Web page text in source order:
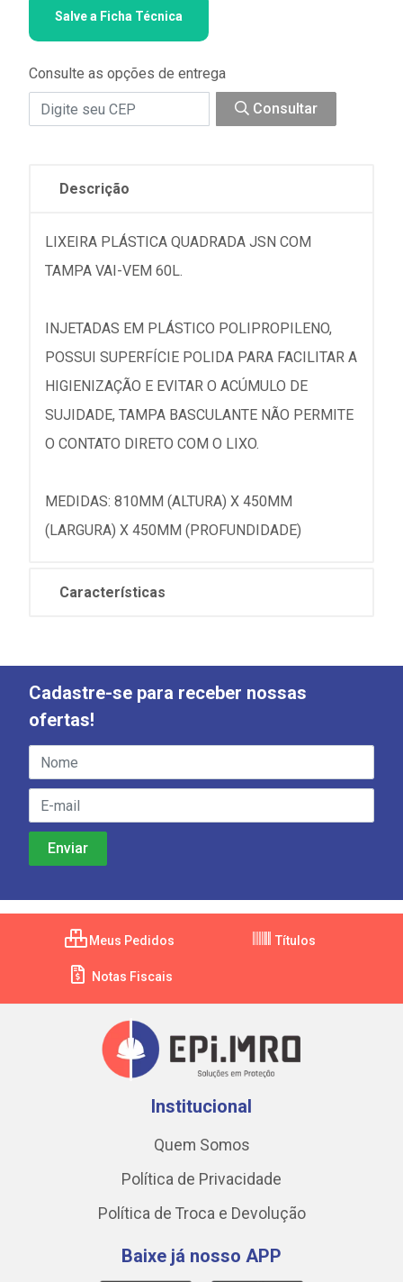
Salve a Ficha Técnica
Consulte as opções de entrega
Consultar
Descrição
LIXEIRA PLÁSTICA QUADRADA JSN COM
TAMPA VAI-VEM 60L.
INJETADAS EM PLÁSTICO POLIPROPILENO,
POSSUI SUPERFÍCIE POLIDA PARA FACILITAR A
HIGIENIZAÇÃO E EVITAR O ACÚMULO DE
SUJIDADE, TAMPA BASCULANTE NÃO PERMITE
O CONTATO DIRETO COM O LIXO.
MEDIDAS: 810MM (ALTURA) X 450MM
(LARGURA) X 450MM (PROFUNDIDADE)
Características
Cadastre-se para receber nossas
ofertas!
Meus Pedidos Títulos
Notas Fiscais
Institucional
Quem Somos
Política de Privacidade
Política de Troca e Devolução
Baixe já nosso APP